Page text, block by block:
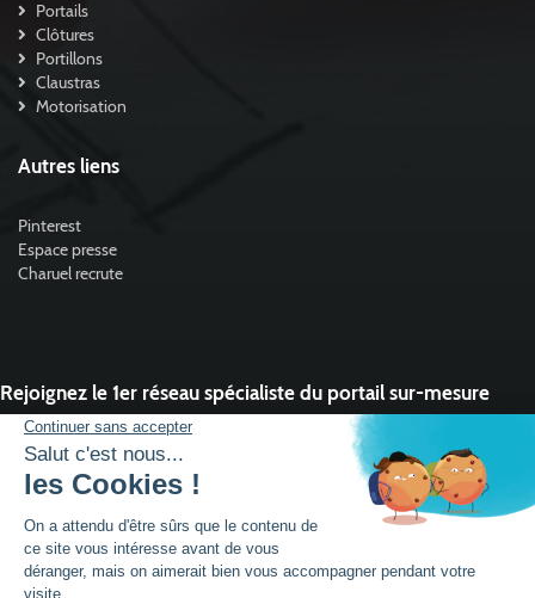
Portails
Clôtures
Portillons
Claustras
Motorisation
Autres liens
Pinterest
Espace presse
Charuel recrute
Rejoignez le 1er réseau spécialiste du portail sur-mesure
Vous souhaitez développer l'activité portail de votre entreprise ?
Rejoindre un réseau dynamique, avec un service et des outils qui font la
différence ?
DEVENIR PARTENAIRE